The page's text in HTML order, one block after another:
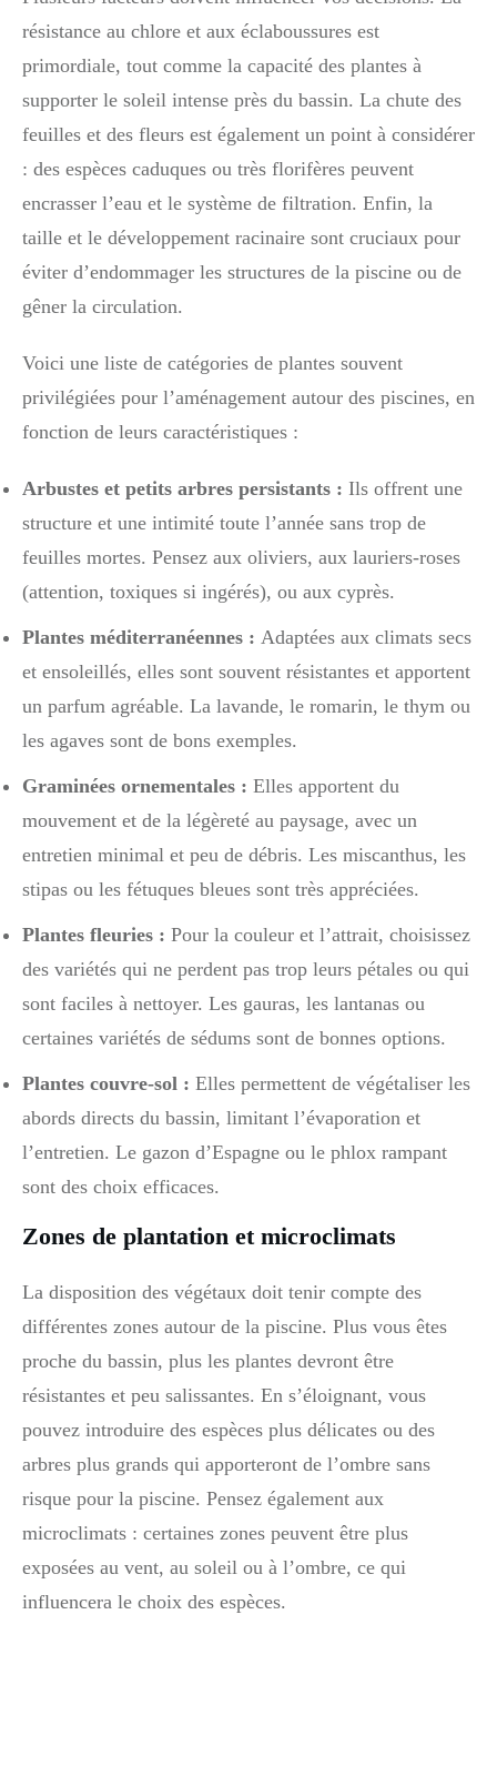
résistance au chlore et aux éclaboussures est
primordiale, tout comme la capacité des plantes à
supporter le soleil intense près du bassin. La chute des
feuilles et des fleurs est également un point à considérer
: des espèces caduques ou très florifères peuvent
encrasser l’eau et le système de filtration. Enfin, la
taille et le développement racinaire sont cruciaux pour
éviter d’endommager les structures de la piscine ou de
gêner la circulation.
Voici une liste de catégories de plantes souvent
privilégiées pour l’aménagement autour des piscines, en
fonction de leurs caractéristiques :
Arbustes et petits arbres persistants : Ils offrent une
structure et une intimité toute l’année sans trop de
feuilles mortes. Pensez aux oliviers, aux lauriers-roses
(attention, toxiques si ingérés), ou aux cyprès.
Plantes méditerranéennes : Adaptées aux climats secs
et ensoleillés, elles sont souvent résistantes et apportent
un parfum agréable. La lavande, le romarin, le thym ou
les agaves sont de bons exemples.
Graminées ornementales : Elles apportent du
mouvement et de la légèreté au paysage, avec un
entretien minimal et peu de débris. Les miscanthus, les
stipas ou les fétuques bleues sont très appréciées.
Plantes fleuries : Pour la couleur et l’attrait, choisissez
des variétés qui ne perdent pas trop leurs pétales ou qui
sont faciles à nettoyer. Les gauras, les lantanas ou
certaines variétés de sédums sont de bonnes options.
Plantes couvre-sol : Elles permettent de végétaliser les
abords directs du bassin, limitant l’évaporation et
l’entretien. Le gazon d’Espagne ou le phlox rampant
sont des choix efficaces.
Zones de plantation et microclimats
La disposition des végétaux doit tenir compte des
différentes zones autour de la piscine. Plus vous êtes
proche du bassin, plus les plantes devront être
résistantes et peu salissantes. En s’éloignant, vous
pouvez introduire des espèces plus délicates ou des
arbres plus grands qui apporteront de l’ombre sans
risque pour la piscine. Pensez également aux
microclimats : certaines zones peuvent être plus
exposées au vent, au soleil ou à l’ombre, ce qui
influencera le choix des espèces.